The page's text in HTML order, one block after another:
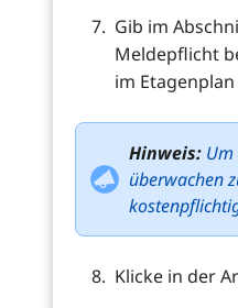
Gib im
Meldepflicht
im
Hinweis:
überwachen
Klicke in der